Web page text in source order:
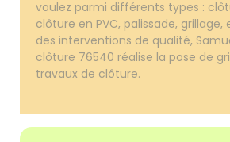
voulez parmi différents types :
clôture en PVC, palissade, grillage,
des interventions de qualité,
clôture 76540 réalise la pose de
travaux de clôture.